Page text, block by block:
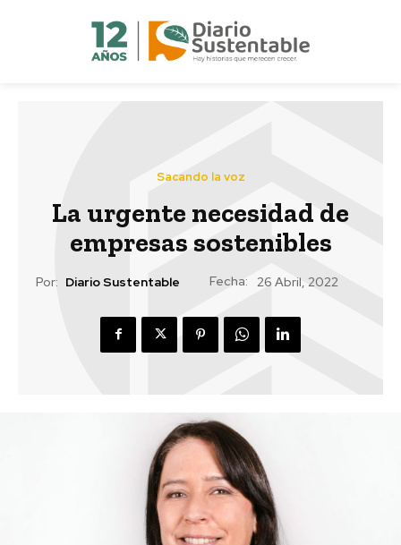
Sacando la voz
La urgente necesidad de
empresas sostenibles
Por: Diario Sustentable Fecha: 26 Abril, 2022